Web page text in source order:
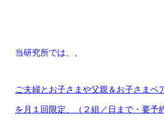
当研究所では、、
ご夫婦とお子さまや父親＆お子さまペ
を月１回限定、（２組／日まで・要予約